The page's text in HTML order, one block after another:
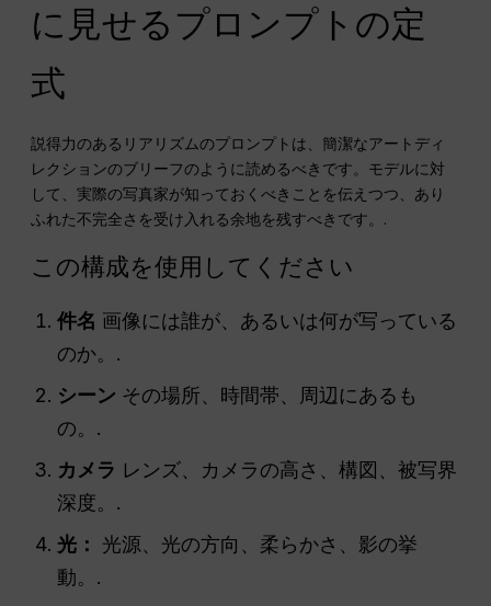
に見せるプロンプトの定
式
説得力のあるリアリズムのプロンプトは、簡潔なアートディ
レクションのブリーフのように読めるべきです。モデルに対
して、実際の写真家が知っておくべきことを伝えつつ、あり
ふれた不完全さを受け入れる余地を残すべきです。.
この構成を使用してください
件名 画像には誰が、あるいは何が写っている
のか。.
シーン その場所、時間帯、周辺にあるも
の。.
カメラ レンズ、カメラの高さ、構図、被写界
深度。.
光：
光源、光の方向、柔らかさ、影の挙
動。.